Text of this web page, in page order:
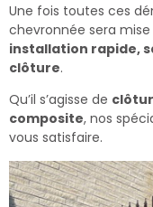
Une fois toutes ces
chevronnée sera
installation rapide,
clôture.
Qu’il s’agisse de
composite, nos
vous satisfaire.